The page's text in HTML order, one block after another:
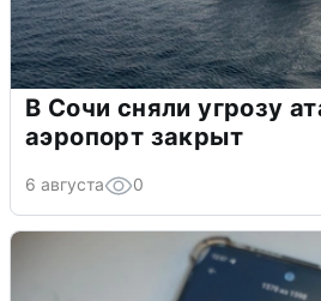
В Сочи сняли угрозу
аэропорт закрыт
6 августа 0